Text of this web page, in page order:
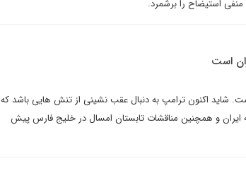
استیضاح را برشمرد.
است
شاید اکنون ترامپ به دنبال عقب نشینی از تنش هایی باشد که
ایران و همچنین مناقشات تابستان امسال در خلیج فارس پیش